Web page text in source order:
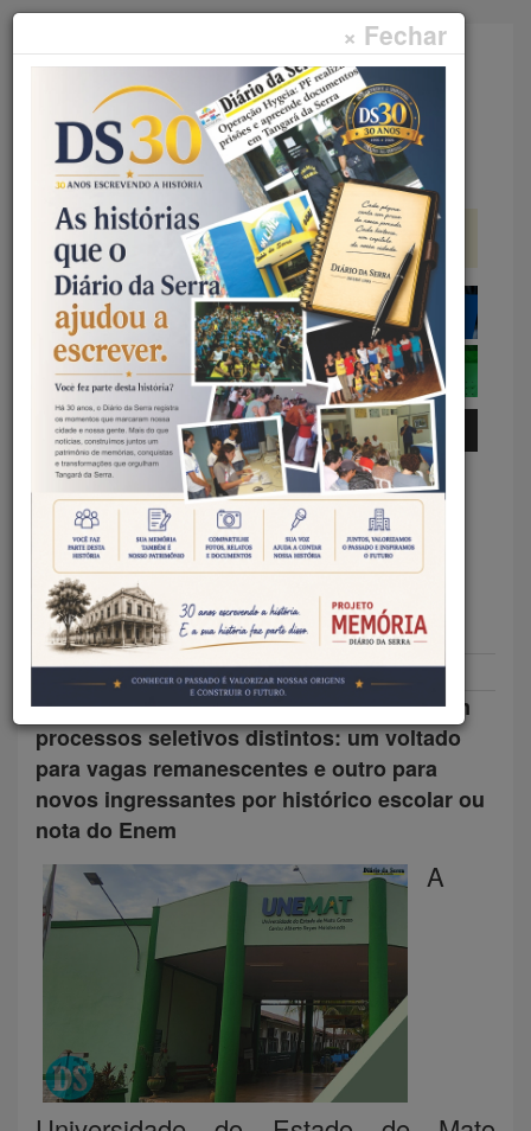
× Fechar
Faça sua pesquisa...
Menu
Início Educação
UNEMAT ABRE DOIS EDITAIS
COM VAGAS NOS CURSOS DE
GRADUAÇÃO EM TANGARÁ
Diones Krinski / Estágio de Jornalismo 18/05/2026 Educação
Instituição está com inscrições abertas em
processos seletivos distintos: um voltado
para vagas remanescentes e outro para
novos ingressantes por histórico escolar ou
nota do Enem
A